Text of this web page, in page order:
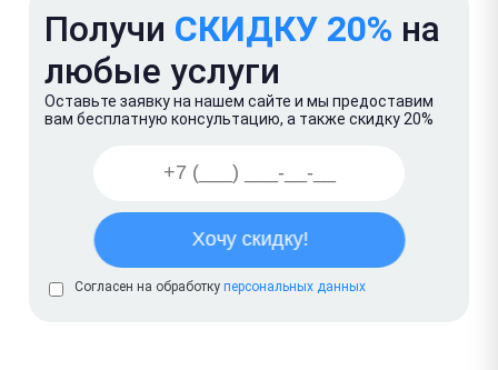
Получи СКИДКУ 20% на
любые услуги
Оставьте заявку на нашем сайте и мы предоставим
вам бесплатную консультацию, а также скидку 20%
Согласен на обработку персональных данных